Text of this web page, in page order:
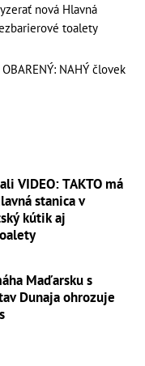
nová Hlavná
toalety
NAHÝ človek
VIDEO: TAKTO má
stanica v
kútik aj
Maďarsku s
Dunaja ohrozuje